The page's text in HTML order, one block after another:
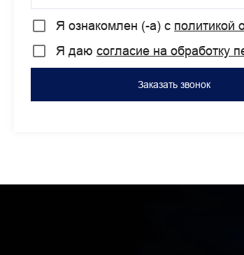
Я ознакомлен (-а) с политикой
Я даю согласие на обработку
Заказать звонок